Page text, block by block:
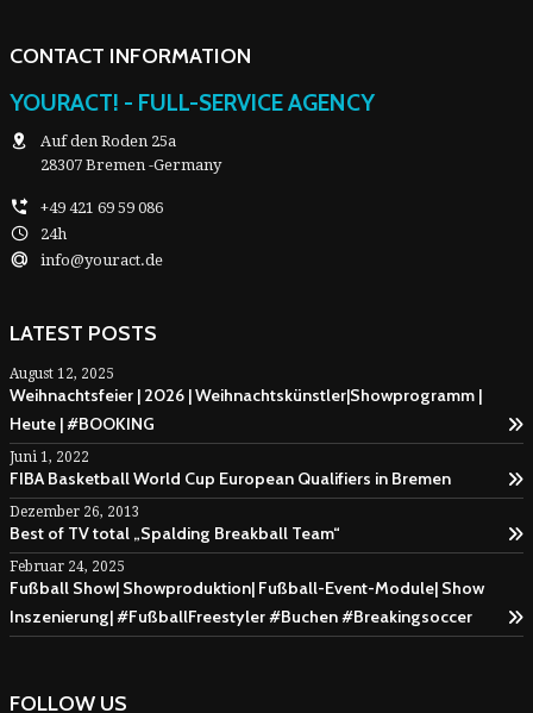
CONTACT INFORMATION
YOURACT! - FULL-SERVICE AGENCY
Auf den Roden 25a
28307 Bremen -Germany
+49 421 69 59 086
24h
info@youract.de
LATEST POSTS
August 12, 2025
Weihnachtsfeier | 2026 | Weihnachtskünstler|Showprogramm |
Heute | #BOOKING
Juni 1, 2022
FIBA Basketball World Cup European Qualifiers in Bremen
Dezember 26, 2013
Best of TV total „Spalding Breakball Team“
Februar 24, 2025
Fußball Show| Showproduktion| Fußball-Event-Module| Show
Inszenierung| #FußballFreestyler #Buchen #Breakingsoccer
FOLLOW US